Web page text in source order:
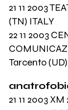
21 11 2003
(TN) ITALY
22 11 2003
Tarcento
21 11 2003